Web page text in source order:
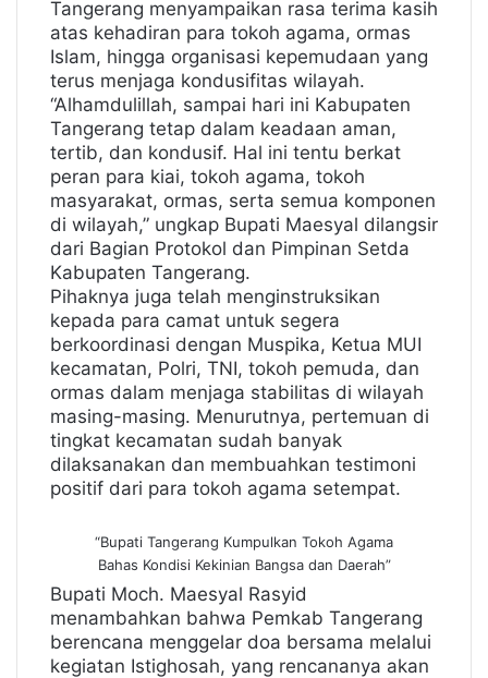
Tangerang menyampaikan rasa terima kasih
atas kehadiran para tokoh agama, ormas
Islam, hingga organisasi kepemudaan yang
terus menjaga kondusifitas wilayah.
“Alhamdulillah, sampai hari ini Kabupaten
Tangerang tetap dalam keadaan aman,
tertib, dan kondusif. Hal ini tentu berkat
peran para kiai, tokoh agama, tokoh
masyarakat, ormas, serta semua komponen
di wilayah,” ungkap Bupati Maesyal dilangsir
dari Bagian Protokol dan Pimpinan Setda
Kabupaten Tangerang.
Pihaknya juga telah menginstruksikan
kepada para camat untuk segera
berkoordinasi dengan Muspika, Ketua MUI
kecamatan, Polri, TNI, tokoh pemuda, dan
ormas dalam menjaga stabilitas di wilayah
masing-masing. Menurutnya, pertemuan di
tingkat kecamatan sudah banyak
dilaksanakan dan membuahkan testimoni
positif dari para tokoh agama setempat.
“Bupati Tangerang Kumpulkan Tokoh Agama
Bahas Kondisi Kekinian Bangsa dan Daerah”
Bupati Moch. Maesyal Rasyid
menambahkan bahwa Pemkab Tangerang
berencana menggelar doa bersama melalui
kegiatan Istighosah, yang rencananya akan